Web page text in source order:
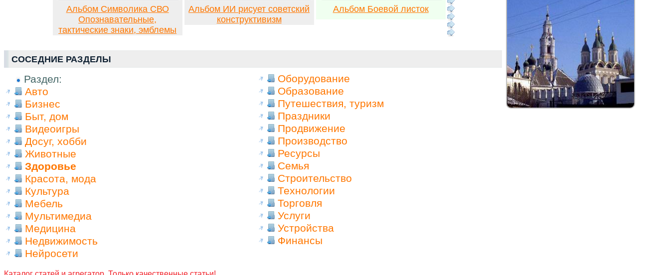
Альбом Символика СВО
Опознавательные,
тактические знаки, эмблемы
Альбом ИИ рисует советский
конструктивизм
Альбом Боевой листок
СОСЕДНИЕ РАЗДЕЛЫ
Раздел:
Авто
Бизнес
Быт, дом
Видеоигры
Досуг, хобби
Животные
Здоровье
Красота, мода
Культура
Мебель
Мультимедиа
Медицина
Недвижимость
Нейросети
Оборудование
Образование
Путешествия, туризм
Праздники
Продвижение
Производство
Ресурсы
Семья
Строительство
Технологии
Торговля
Услуги
Устройства
Финансы